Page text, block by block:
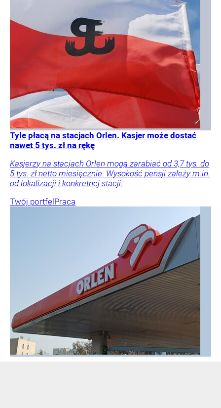
Tyle płacą na stacjach Orlen. Kasjer może dostać
nawet 5 tys. zł na rękę
Kasjerzy na stacjach Orlen mogą zarabiać od 3,7 tys. do
5 tys. zł netto miesięcznie. Wysokość pensji zależy m.in.
od lokalizacji i konkretnej stacji.
Twój portfel Praca